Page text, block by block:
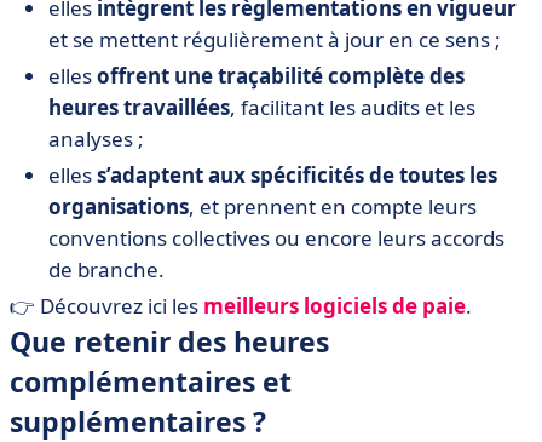
elles intègrent les règlementations en vigueur
et se mettent régulièrement à jour en ce sens ;
ellesoffrent une traçabilité complète des
heures travaillées, facilitant les audits et les
analyses ;
elless’adaptent aux spécificités de toutes les
organisations, et prennent en compte leurs
conventions collectives ou encore leurs accords
de branche.
👉 Découvrez ici les meilleurs logiciels de paie.
Que retenir des heures
complémentaires et
supplémentaires ?